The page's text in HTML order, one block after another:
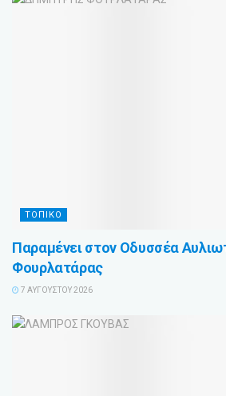
ΤΟΠΙΚΟ
Παραμένει στον Οδυσσέα
Φουρλατάρας
7 ΑΥΓΟΎΣΤΟΥ 2026